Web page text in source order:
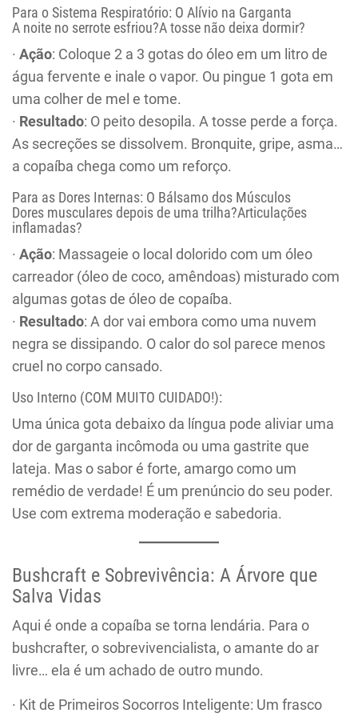
Para o Sistema Respiratório: O Alívio na Garganta
A noite no serrote esfriou?A tosse não deixa dormir?
· Ação: Coloque 2 a 3 gotas do óleo em um litro de
água fervente e inale o vapor. Ou pingue 1 gota em
uma colher de mel e tome.
· Resultado: O peito desopila. A tosse perde a força.
As secreções se dissolvem. Bronquite, gripe, asma…
a copaíba chega como um reforço.
Para as Dores Internas: O Bálsamo dos Músculos
Dores musculares depois de uma trilha?Articulações
inflamadas?
· Ação: Massageie o local dolorido com um óleo
carreador (óleo de coco, amêndoas) misturado com
algumas gotas de óleo de copaíba.
· Resultado: A dor vai embora como uma nuvem
negra se dissipando. O calor do sol parece menos
cruel no corpo cansado.
Uso Interno (COM MUITO CUIDADO!):
Uma única gota debaixo da língua pode aliviar uma
dor de garganta incômoda ou uma gastrite que
lateja. Mas o sabor é forte, amargo como um
remédio de verdade! É um prenúncio do seu poder.
Use com extrema moderação e sabedoria.
Bushcraft e Sobrevivência: A Árvore que
Salva Vidas
Aqui é onde a copaíba se torna lendária. Para o
bushcrafter, o sobrevivencialista, o amante do ar
livre… ela é um achado de outro mundo.
· Kit de Primeiros Socorros Inteligente: Um frasco